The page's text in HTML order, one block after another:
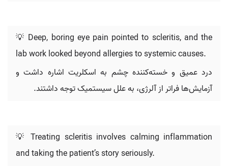
💡 Deep, boring eye pain pointed to scleritis, and the
lab work looked beyond allergies to systemic causes.
درد عمیق و خسته‌کننده چشم به اسکلریت اشاره داشت و
آزمایش‌ها فراتر از آلرژی، به علل سیستمیک توجه داشتند.
💡 Treating scleritis involves calming inflammation
and taking the patient’s story seriously.